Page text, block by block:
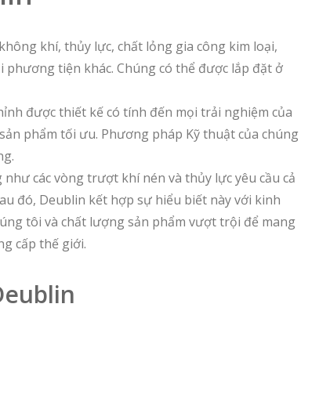
khí, thủy lực, chất lỏng gia công kim loại,
tiện khác. Chúng có thể được lắp đặt ở
được thiết kế có tính đến mọi trải nghiệm của
phẩm tối ưu. Phương pháp Kỹ thuật của chúng
các vòng trượt khí nén và thủy lực yêu cầu cả
đó, Deublin kết hợp sự hiểu biết này với kinh
tôi và chất lượng sản phẩm vượt trội để mang
cấp thế giới.